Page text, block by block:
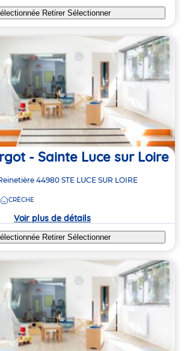
Retirer Sélectionner
- Sainte Luce sur Loire
44980 STE LUCE SUR LOIRE
CRÈCHE
Voir plus de détails
Retirer Sélectionner